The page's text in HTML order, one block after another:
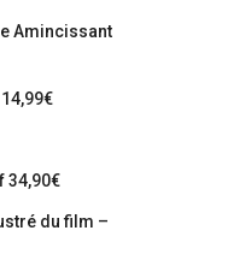
Amincissant
34,90€
du film –